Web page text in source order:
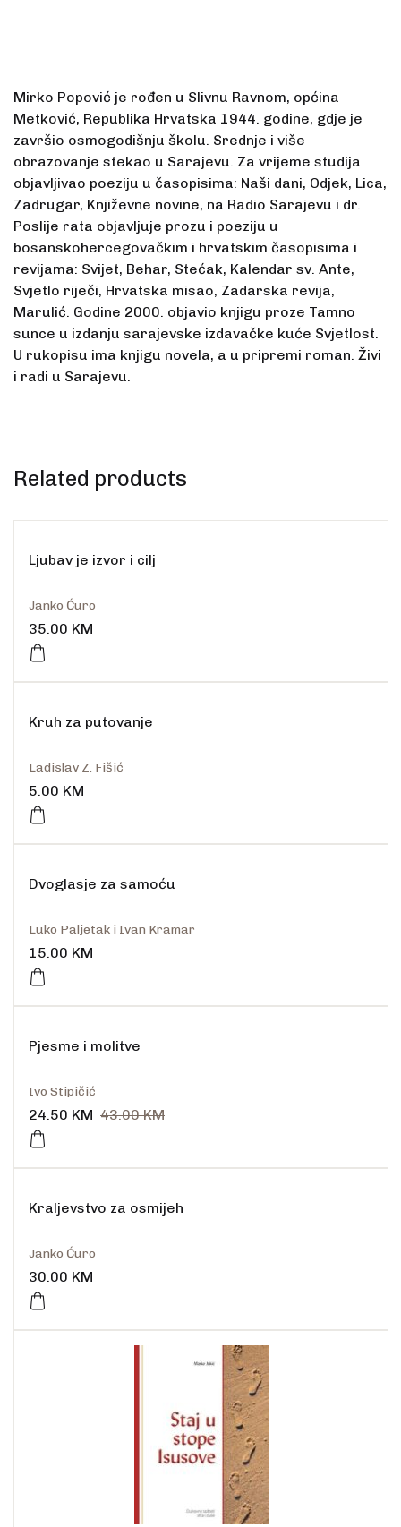
Mirko Popović je rođen u Slivnu Ravnom, općina
Metković, Republika Hrvatska 1944. godine, gdje je
završio osmogodišnju školu. Srednje i više
obrazovanje stekao u Sarajevu. Za vrijeme studija
objavljivao poeziju u časopisima: Naši dani, Odjek, Lica,
Zadrugar, Književne novine, na Radio Sarajevu i dr.
Poslije rata objavljuje prozu i poeziju u
bosanskohercegovačkim i hrvatskim časopisima i
revijama: Svijet, Behar, Stećak, Kalendar sv. Ante,
Svjetlo riječi, Hrvatska misao, Zadarska revija,
Marulić. Godine 2000. objavio knjigu proze Tamno
sunce u izdanju sarajevske izdavačke kuće Svjetlost.
U rukopisu ima knjigu novela, a u pripremi roman. Živi
i radi u Sarajevu.
Related products
Ljubav je izvor i cilj
Janko Ćuro
35.00 KM
Kruh za putovanje
Ladislav Z. Fišić
5.00 KM
Dvoglasje za samoću
Luko Paljetak i Ivan Kramar
15.00 KM
Pjesme i molitve
Ivo Stipičić
24.50 KM 43.00KM
Kraljevstvo za osmijeh
Janko Ćuro
30.00 KM